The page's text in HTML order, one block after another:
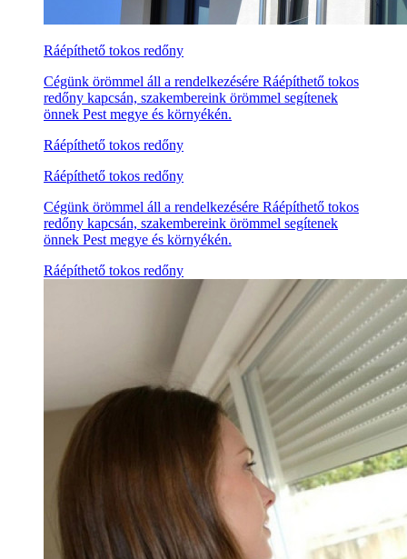
Ráépíthető tokos redőny
Cégünk örömmel áll a rendelkezésére Ráépíthető tokos
redőny kapcsán, szakembereink örömmel segítenek
önnek Pest megye és környékén.
Ráépíthető tokos redőny
Ráépíthető tokos redőny
Cégünk örömmel áll a rendelkezésére Ráépíthető tokos
redőny kapcsán, szakembereink örömmel segítenek
önnek Pest megye és környékén.
Ráépíthető tokos redőny